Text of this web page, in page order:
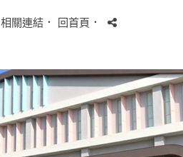
相關連結 ． 回首頁 ．